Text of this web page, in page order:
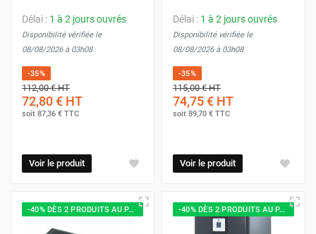
Délai : 1 à 2 jours ouvrés
Disponibilité vérifiée le
08/08/2026 à 03h08
-35%
112,00 €HT
72,80 € HT
soit 87,36 € TTC
Voir le produit
Délai : 1 à 2 jours ouvrés
Disponibilité vérifiée le
08/08/2026 à 03h08
-35%
115,00 €HT
74,75 € HT
soit 89,70 € TTC
Voir le produit
-40% DÈS 2 PRODUITS AU PANIER -40% DÈS 2 PRODUITS AU PANIER